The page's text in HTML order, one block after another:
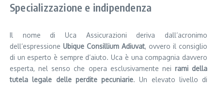
Specializzazione e indipendenza
Il nome di Uca Assicurazioni deriva dall’acronimo
dell’espressione Ubique Consillium Adiuvat, ovvero il consiglio
di un esperto è sempre d’aiuto. Uca è una compagnia davvero
esperta, nel senso che opera esclusivamente nei rami della
tutela legale delle perdite pecuniarie. Un elevato livello di